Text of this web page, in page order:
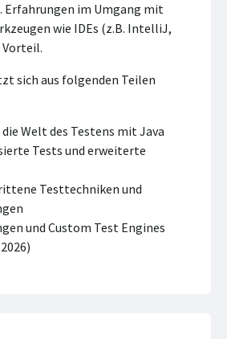
Erfahrungen im Umgang mit
wie IDEs (z.B. IntelliJ,
Vorteil.
sich aus folgenden Teilen
Welt des Testens mit Java
Tests und erweiterte
Testtechniken und
und Custom Test Engines